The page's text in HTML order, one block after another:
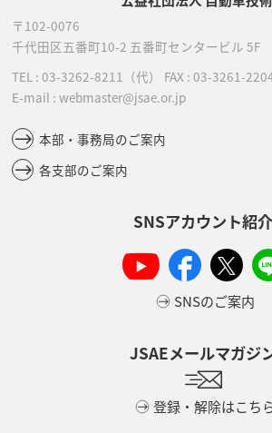
〒102-0076
千代田区五番町10-2 五番町センタービル 5F
TEL : 03-3262-8211 （代） FAX : 03-3261-
E-mail : webmaster@jsae.or.jp
本部・事務局のご案内
各支部のご案内
SNSアカウント紹介
SNSのご案内
JSAEメールマガジ
登録・解除はこち